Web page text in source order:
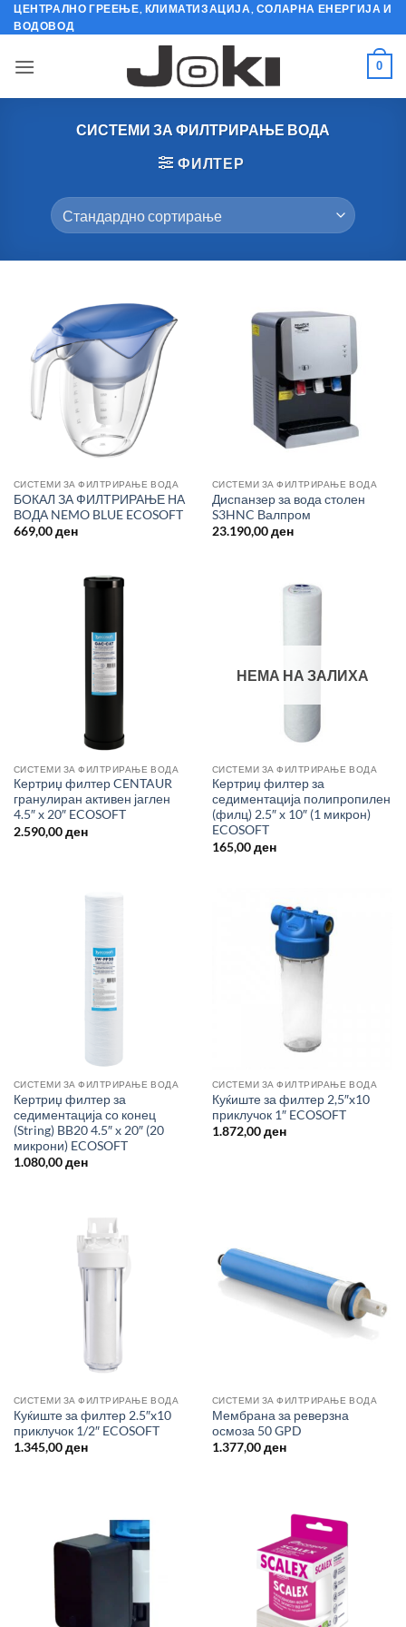
Skip
to
ЦЕНТРАЛНО ГРЕЕЊЕ, КЛИМАТИЗАЦИЈА, СОЛАРНА ЕНЕРГИЈА И
ВОДОВОД
0
СИСТЕМИ ЗА ФИЛТРИРАЊЕ ВОДА
ФИЛТЕР
СИСТЕМИ ЗА ФИЛТРИРАЊЕ ВОДА
БОКАЛ ЗА ФИЛТРИРАЊЕ НА
ВОДА NEMO BLUE ECOSOFT
669,00ден
СИСТЕМИ ЗА ФИЛТРИРАЊЕ ВОДА
Диспанзер за вода столен
S3HNC Валпром
23.190,00ден
СИСТЕМИ ЗА ФИЛТРИРАЊЕ ВОДА
Кертриџ филтер CENTAUR
гранулиран активен јаглен
4.5″ x 20″ ECOSOFT
2.590,00ден
НЕМА НА ЗАЛИХА
СИСТЕМИ ЗА ФИЛТРИРАЊЕ ВОДА
Кертриџ филтер за
седиментација полипропилен
(филц) 2.5″ x 10″ (1 микрон)
ECOSOFT
165,00ден
СИСТЕМИ ЗА ФИЛТРИРАЊЕ ВОДА
Кертриџ филтер за
седиментација со конец
(String) BB20 4.5″ x 20″ (20
микрони) ECOSOFT
1.080,00ден
СИСТЕМИ ЗА ФИЛТРИРАЊЕ ВОДА
Куќиште за филтер 2,5″x10
приклучок 1″ ECOSOFT
1.872,00ден
СИСТЕМИ ЗА ФИЛТРИРАЊЕ ВОДА
Куќиште за филтер 2.5″x10
приклучок 1/2″ ECOSOFT
1.345,00ден
СИСТЕМИ ЗА ФИЛТРИРАЊЕ ВОДА
Мембрана за реверзна
осмоза 50 GPD
1.377,00ден